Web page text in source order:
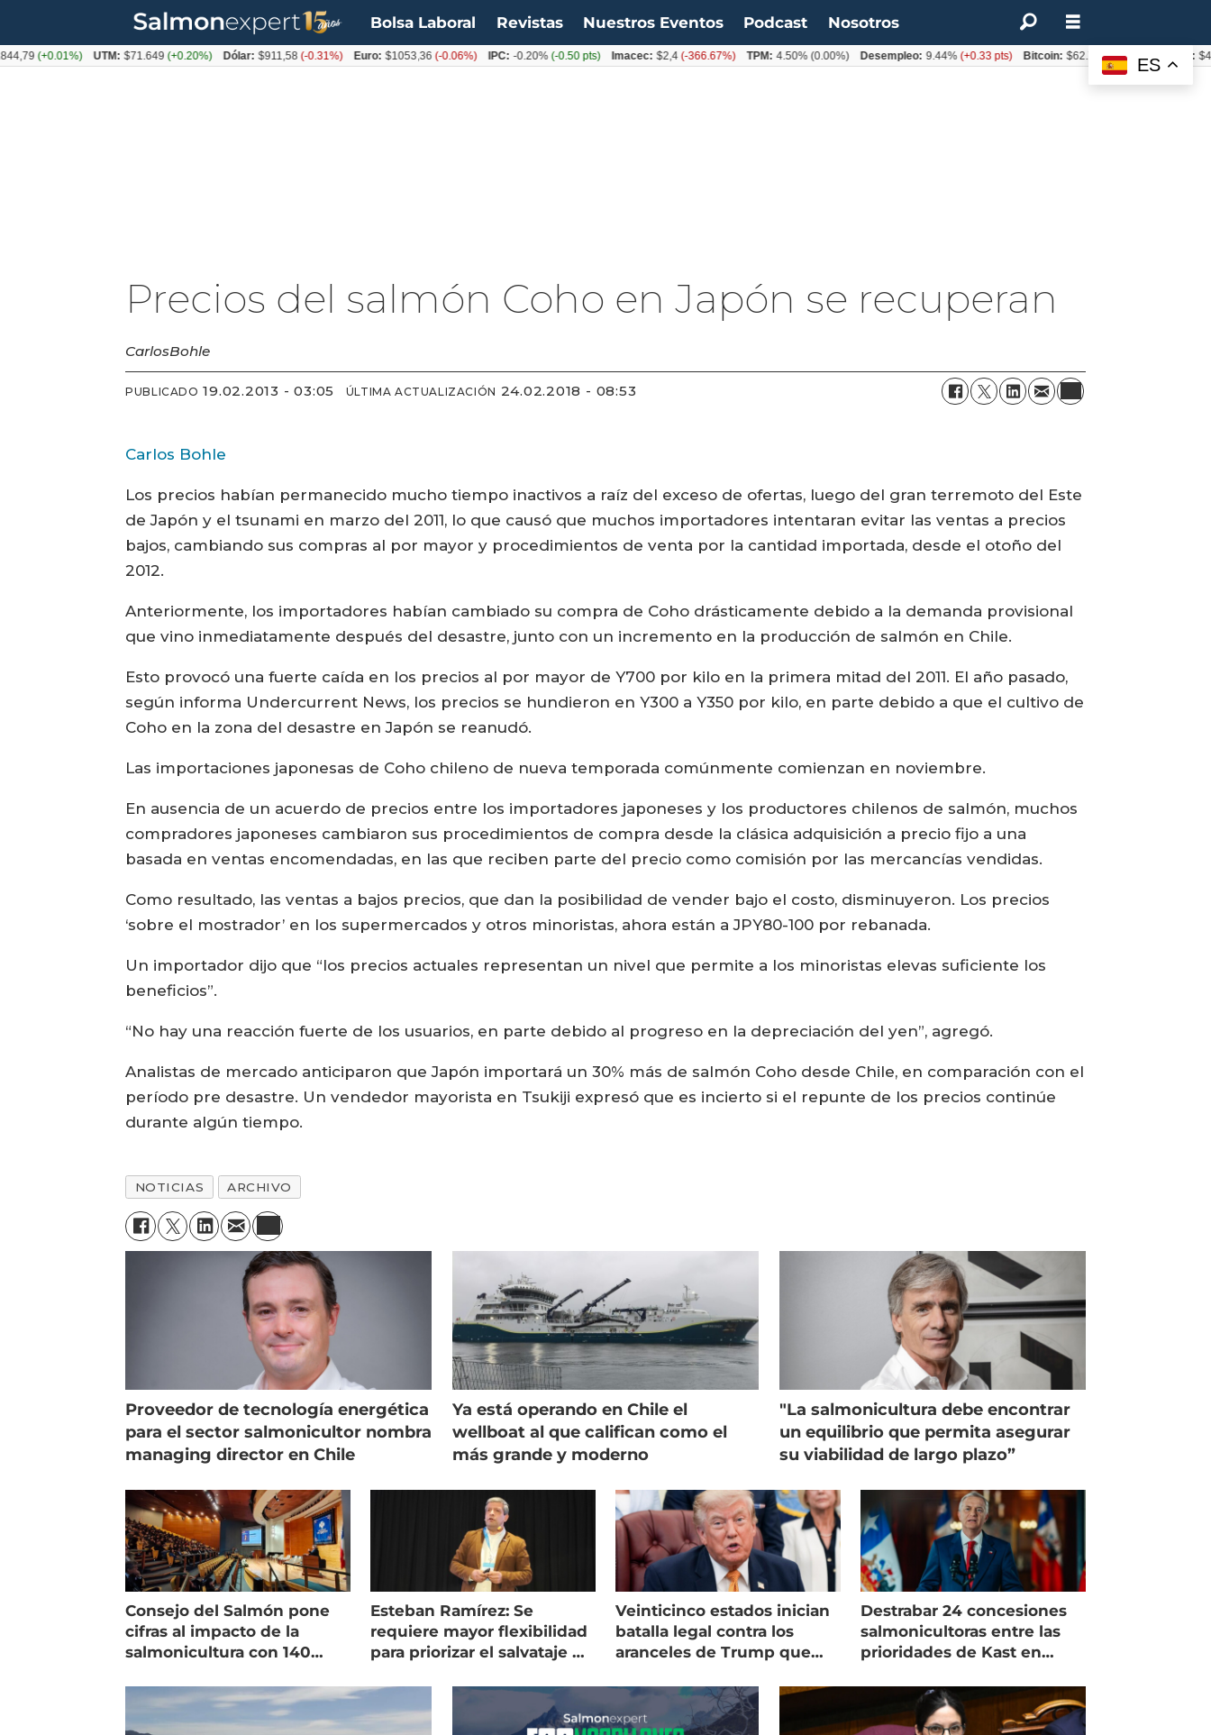
Bolsa Laboral Revistas Nuestros Eventos Podcast Nosotros
Precios del salmón Coho en Japón se recuperan
CarlosBohle
PUBLICADO 19.02.2013 - 03:05 ÚLTIMA ACTUALIZACIÓN 24.02.2018 - 08:53
Carlos Bohle
Los precios habían permanecido mucho tiempo inactivos a raíz del exceso de ofertas, luego del gran terremoto del Este
de Japón y el tsunami en marzo del 2011, lo que causó que muchos importadores intentaran evitar las ventas a precios
bajos, cambiando sus compras al por mayor y procedimientos de venta por la cantidad importada, desde el otoño del
2012.
Anteriormente, los importadores habían cambiado su compra de Coho drásticamente debido a la demanda provisional
que vino inmediatamente después del desastre, junto con un incremento en la producción de salmón en Chile.
Esto provocó una fuerte caída en los precios al por mayor de Y700 por kilo en la primera mitad del 2011. El año pasado,
según informa Undercurrent News, los precios se hundieron en Y300 a Y350 por kilo, en parte debido a que el cultivo de
Coho en la zona del desastre en Japón se reanudó.
Las importaciones japonesas de Coho chileno de nueva temporada comúnmente comienzan en noviembre.
En ausencia de un acuerdo de precios entre los importadores japoneses y los productores chilenos de salmón, muchos
compradores japoneses cambiaron sus procedimientos de compra desde la clásica adquisición a precio fijo a una
basada en ventas encomendadas, en las que reciben parte del precio como comisión por las mercancías vendidas.
Como resultado, las ventas a bajos precios, que dan la posibilidad de vender bajo el costo, disminuyeron. Los precios
‘sobre el mostrador’ en los supermercados y otros minoristas, ahora están a JPY80-100 por rebanada.
Un importador dijo que “los precios actuales representan un nivel que permite a los minoristas elevas suficiente los
beneficios”.
“No hay una reacción fuerte de los usuarios, en parte debido al progreso en la depreciación del yen”, agregó.
Analistas de mercado anticiparon que Japón importará un 30% más de salmón Coho desde Chile, en comparación con el
período pre desastre. Un vendedor mayorista en Tsukiji expresó que es incierto si el repunte de los precios continúe
durante algún tiempo.
NOTICIAS ARCHIVO
Proveedor de tecnología energética
para el sector salmonicultor nombra
managing director en Chile
Ya está operando en Chile el
wellboat al que califican como el
más grande y moderno
"La salmonicultura debe encontrar
un equilibrio que permita asegurar
su viabilidad de largo plazo”
Consejo del Salmón pone
cifras al impacto de la
salmonicultura con 140
Esteban Ramírez: Se
requiere mayor flexibilidad
para priorizar el salvataje de
Veinticinco estados inician
batalla legal contra los
aranceles de Trump que
Destrabar 24 concesiones
salmonicultoras entre las
prioridades de Kast en
ES
(+0.01%) UTM: $71.649 (+0.20%) Dólar: $911,58(-0.31%) Euro: $1053,36(-0.06%) IPC: -0.20%(-0.50 pts) Imacec: $2,4(-366.67%) TPM: 4.50%(0.00%) Desempleo: 9.44%(+0.33 pts) Bitcoin: $62.760,11 (-1.74%)